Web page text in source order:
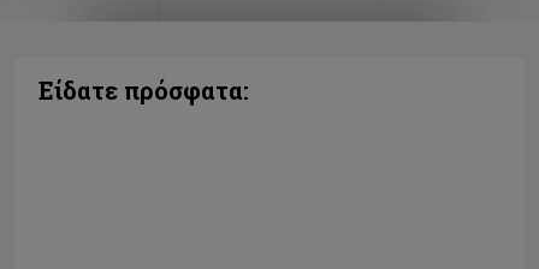
Είδατε πρόσφατα: